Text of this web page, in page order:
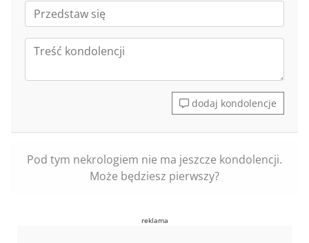
dodaj kondolencje
Pod tym nekrologiem nie ma jeszcze kondolencji.
Może będziesz pierwszy?
reklama